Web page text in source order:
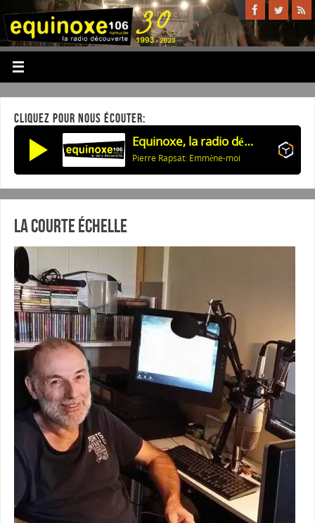
CLIQUEZ POUR NOUS ÉCOUTER:
Equinoxe, la radio découverte
Pierre Rapsat: Emmène-moi
La courte échelle